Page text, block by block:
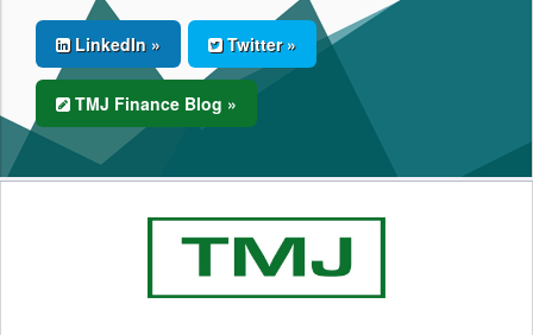
LinkedIn » Twitter »
TMJ Finance Blog »